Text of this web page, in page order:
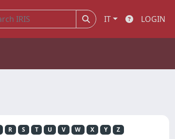
IT LOGIN
R S T U V W X Y Z